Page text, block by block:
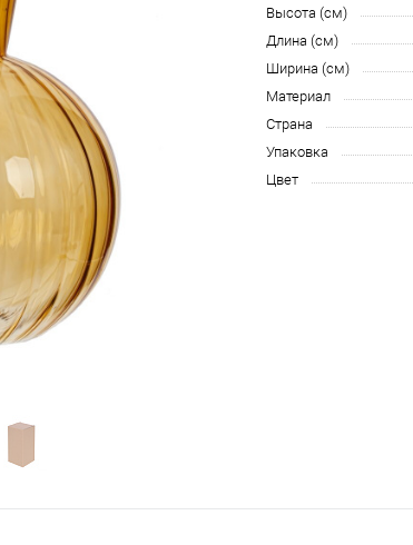
Высота (см)
Длина (см)
Ширина (см)
Материал
Страна
Упаковка
Цвет